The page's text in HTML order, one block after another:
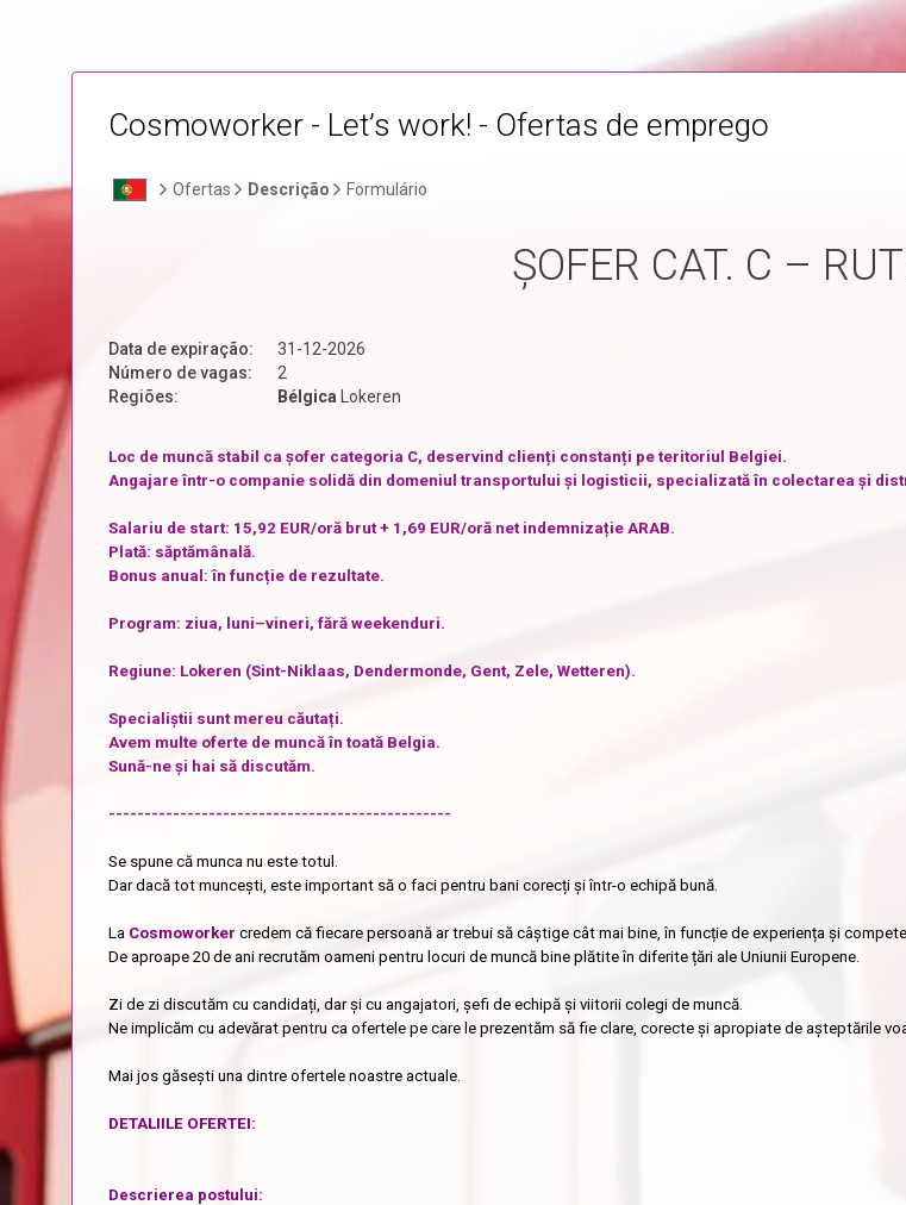
Cosmoworker - Let’s work! - Ofertas de emprego
Ofertas Descrição Formulário
ȘOFER CAT. C –
Data de expiração:
31-12-2026
Número de vagas:
2
Regiões:
Bélgica Lokeren
Loc de muncă stabil ca șofer categoria C, deservind clienți constanți pe teritoriul Belgiei.
Angajare într-o companie solidă din domeniul transportului și logisticii, specializată în colectarea și
Salariu de start: 15,92 EUR/oră brut + 1,69 EUR/oră net indemnizație ARAB.
Plată: săptămânală.
Bonus anual: în funcție de rezultate.
Program: ziua, luni–vineri, fără weekenduri.
Regiune: Lokeren (Sint-Niklaas, Dendermonde, Gent, Zele, Wetteren).
Specialiștii sunt mereu căutați.
Avem multe oferte de muncă în toată Belgia.
Sună-ne și hai să discutăm.
------------------------------------------------
Se spune că munca nu este totul.
Dar dacă tot muncești, este important să o faci pentru bani corecți și într-o echipă bună.
La Cosmoworker credem că fiecare persoană ar trebui să câștige cât mai bine, în funcție de experiența și
De aproape 20 de ani recrutăm oameni pentru locuri de muncă bine plătite în diferite țări ale Uniunii Europene.
Zi de zi discutăm cu candidați, dar și cu angajatori, șefi de echipă și viitorii colegi de muncă.
Ne implicăm cu adevărat pentru ca ofertele pe care le prezentăm să fie clare, corecte și apropiate de așteptările
Mai jos găsești una dintre ofertele noastre actuale.
DETALIILE OFERTEI:
Descrierea postului: